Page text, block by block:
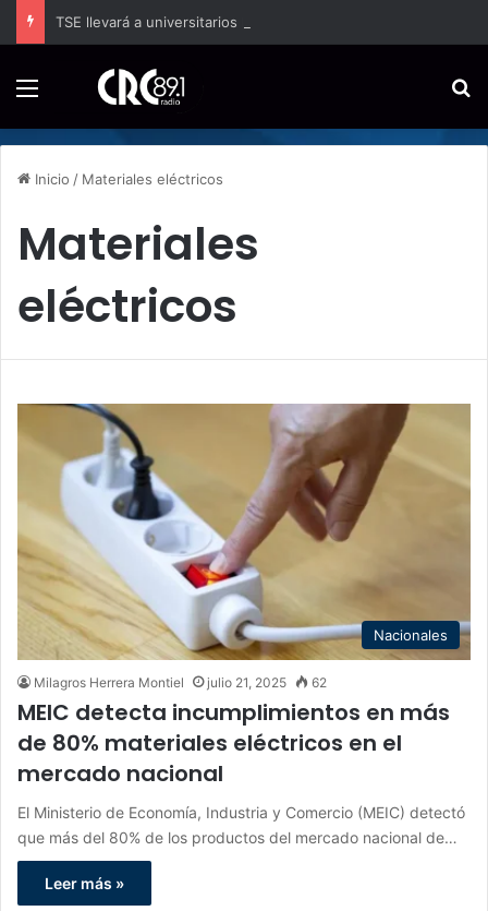
Inicio / Materiales eléctricos
Materiales
eléctricos
Nacionales
Milagros Herrera Montiel julio 21, 2025 62
MEIC detecta incumplimientos en más
de 80% materiales eléctricos en el
mercado nacional
El Ministerio de Economía, Industria y Comercio (MEIC) detectó
que más del 80% de los productos del mercado nacional de…
Leer más »